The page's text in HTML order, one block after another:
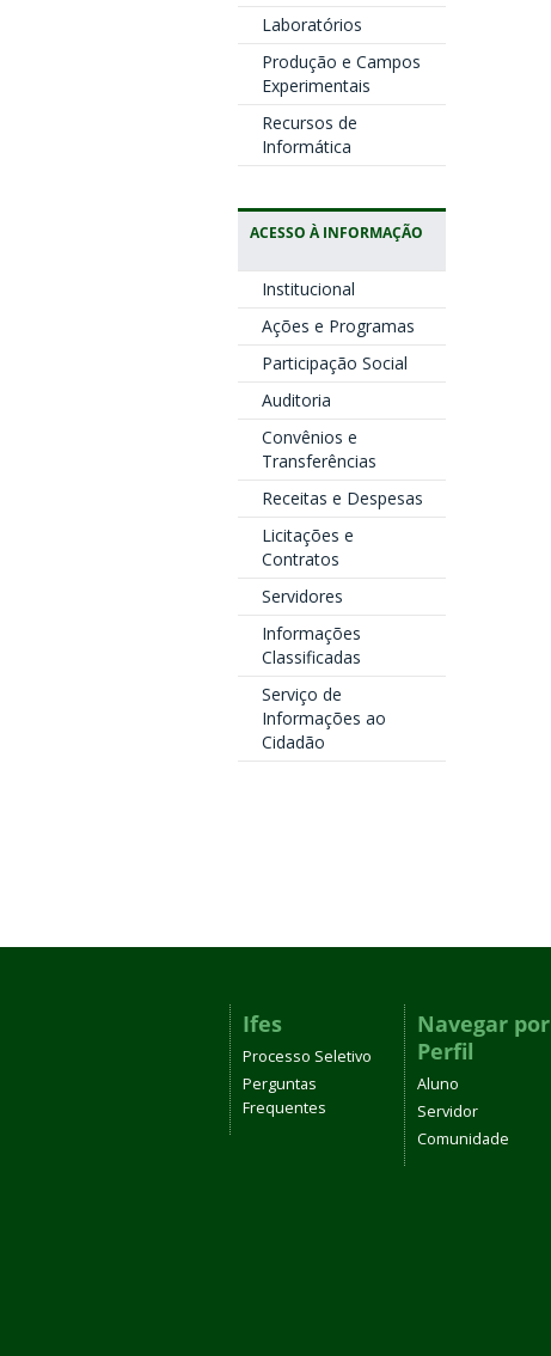
Laboratórios
Produção e Campos
Experimentais
Recursos de
Informática
ACESSO À INFORMAÇÃO
Institucional
Ações e Programas
Participação Social
Auditoria
Convênios e
Transferências
Receitas e Despesas
Licitações e
Contratos
Servidores
Informações
Classificadas
Serviço de
Informações ao
Cidadão
Ifes
Processo Seletivo
Perguntas
Frequentes
Navegar por
Perfil
Aluno
Servidor
Comunidade